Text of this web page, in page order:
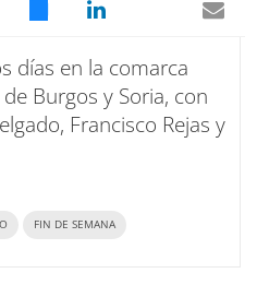
días en la comarca
Burgos y Soria, con
Francisco Rejas y
FIN DE SEMANA